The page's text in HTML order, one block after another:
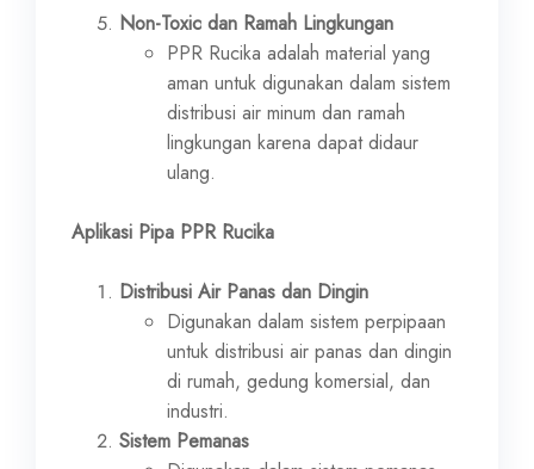
Non-Toxic dan Ramah Lingkungan
PPR Rucika adalah material yang
aman untuk digunakan dalam sistem
distribusi air minum dan ramah
lingkungan karena dapat didaur
ulang.
Aplikasi Pipa PPR Rucika
Distribusi Air Panas dan Dingin
Digunakan dalam sistem perpipaan
untuk distribusi air panas dan dingin
di rumah, gedung komersial, dan
industri.
Sistem Pemanas